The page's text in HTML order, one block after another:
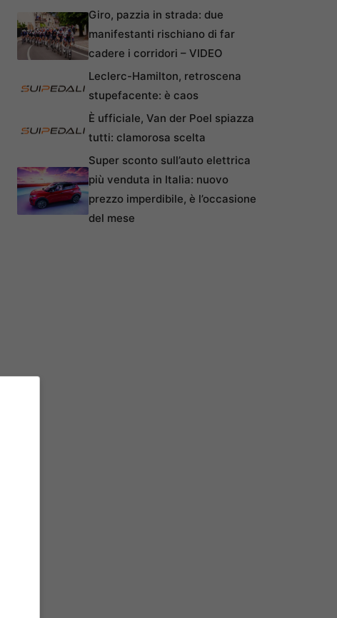
Giro, pazzia in strada: due
manifestanti rischiano di far
cadere i corridori – VIDEO
Leclerc-Hamilton, retroscena
stupefacente: è caos
È ufficiale, Van der Poel spiazza
tutti: clamorosa scelta
Super sconto sull’auto elettrica
più venduta in Italia: nuovo
prezzo imperdibile, è l’occasione
del mese